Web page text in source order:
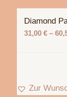
Diamond
31,00 €–
Zur